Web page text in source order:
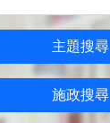
主題搜尋
施政搜尋